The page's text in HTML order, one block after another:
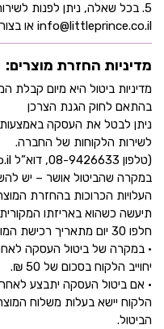
5. בכל שאלה, ניתן לפנות
info@littleprince.co.il או בצור קשר באתר.
מדיניות החזרת מוצרים:
בהתאם לחוק הגנת הצרכן
ניתן לבטל את העסקה באמצעות
לשירות הלקוחות של החברה.
(טלפון 08-9426633, דוא”ל info@littleprince.co.il.)
במקרה שהביטול אושר – יש
העלויות הכרוכות בהחזרת
תיעשה כשהוא באריזתו
חלפו 30 יום מתאריך רכישת המוצר.
• במקרה של ביטול העסקה
יחוייב הלקוח בסכום של 50 ₪.
• אם ביטול העסקה יתבצע
הלקוח יישא בעלות משלוח
הביטול.